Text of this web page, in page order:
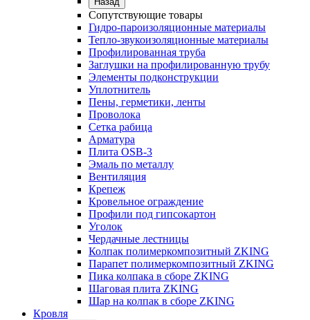
Сопутствующие товары
Гидро-пароизоляционные материалы
Тепло-звукоизоляционные материалы
Профилированная труба
Заглушки на профилированную трубу
Элементы подконструкции
Уплотнитель
Пены, герметики, ленты
Проволока
Сетка рабица
Арматура
Плита OSB-3
Эмаль по металлу
Вентиляция
Крепеж
Кровельное ограждение
Профили под гипсокартон
Уголок
Чердачные лестницы
Колпак полимеркомпозитный ZKING
Парапет полимеркомпозитный ZKING
Пика колпака в сборе ZKING
Шаговая плита ZKING
Шар на колпак в сборе ZKING
Кровля